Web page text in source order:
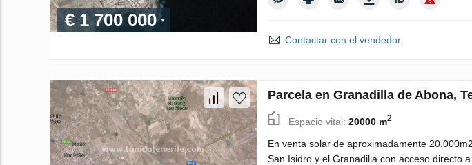
€ 1 700 000
Contactar con el vendedor
Parcela en Granadilla de Abona,
Espacio vital: 20000 m2
En venta solar de aproximadamente
San Isidro y el Granadilla con acceso directo a